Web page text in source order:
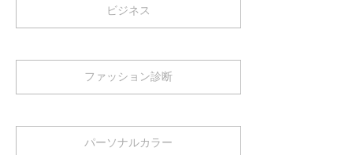
ビジネス
ファッション診断
パーソナルカラー